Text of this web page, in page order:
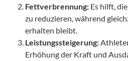
Fettverbrennung: Es hilft,
zu reduzieren, während
erhalten bleibt.
Leistungssteigerung:
Erhöhung der Kraft und